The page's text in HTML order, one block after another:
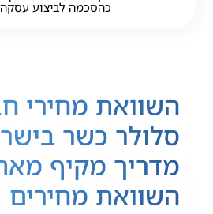
כהסכמה לביצוע
השוואת מחירי
מדריך מקיף
השוואת מחירים